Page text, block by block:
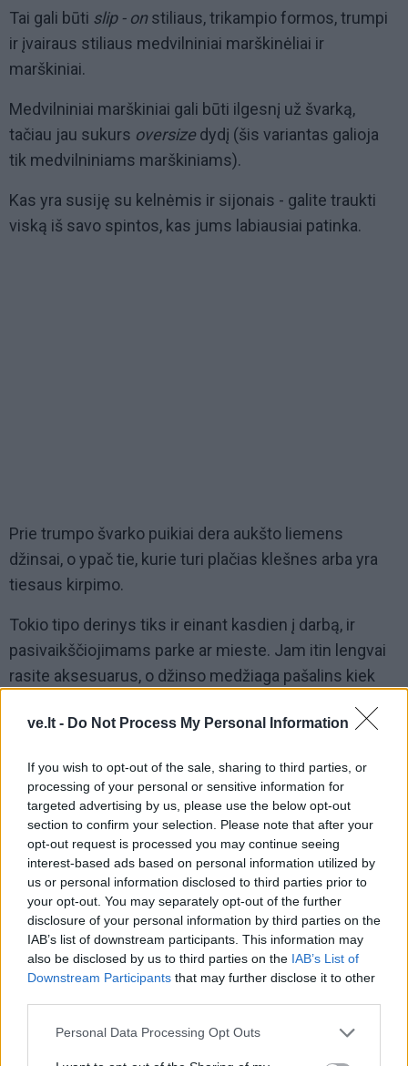
ve.lt - Do Not Process My Personal Information
If you wish to opt-out of the sale, sharing to third parties, or
processing of your personal or sensitive information for
targeted advertising by us, please use the below opt-out
section to confirm your selection. Please note that after your
opt-out request is processed you may continue seeing
interest-based ads based on personal information utilized by
us or personal information disclosed to third parties prior to
your opt-out. You may separately opt-out of the further
disclosure of your personal information by third parties on the
IAB’s list of downstream participants. This information may
also be disclosed by us to third parties on the IAB’s List of
Downstream Participants that may further disclose it to other
Personal Data Processing Opt Outs
Tai gali būti slip - onstiliaus, trikampio formos, trumpi
ir įvairaus stiliaus medvilniniai marškinėliai ir
marškiniai.
Medvilniniai marškiniai gali būti ilgesnį už švarką,
tačiau jau sukurs oversize dydį (šis variantas galioja
tik medvilniniams marškiniams).
Kas yra susiję su kelnėmis ir sijonais - galite traukti
viską iš savo spintos, kas jums labiausiai patinka.
Prie trumpo švarko puikiai dera aukšto liemens
džinsai, o ypač tie, kurie turi plačias klešnes arba yra
tiesaus kirpimo.
Tokio tipo derinys tiks ir einant kasdien į darbą, ir
pasivaikščiojimams parke ar mieste. Jam itin lengvai
rasite aksesuarus, o džinso medžiaga pašalins kiek
Derinant sijonus prie trumpo švarko, teks šiek tiek
labiau pasidarbuoti nei su kelnėmis.